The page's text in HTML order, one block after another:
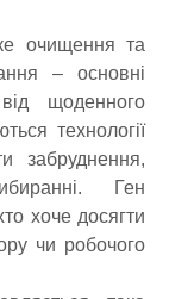
очищення та
– основні
щоденного
технології
забруднення,
Ген
хоче досягти
чи робочого